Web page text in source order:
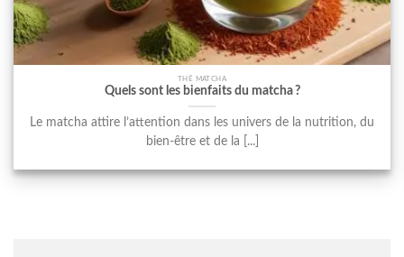
THÉ MATCHA
Quels sont les bienfaits du matcha ?
Le matcha attire l’attention dans les univers de la nutrition, du
bien-être et de la [...]